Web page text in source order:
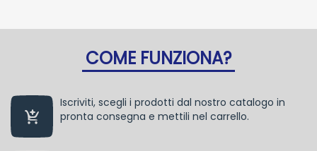
COME FUNZIONA?
Iscriviti, scegli i prodotti dal nostro catalogo in
pronta consegna e mettili nel carrello.